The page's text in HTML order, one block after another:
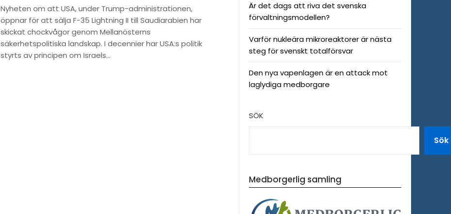
Nyheten om att USA, under Trump-administrationen,
öppnar för att sälja F-35 Lightning II till Saudiarabien har
skickat chockvågor genom Mellanösterns
säkerhetspolitiska landskap. I decennier har USA:s politik
styrts av principen om Israels…
Är det dags att riva det svenska
förvaltningsmodellen?
Varför nukleära mikroreaktorer är nästa
steg för svenskt totalförsvar
Den nya vapenlagen är en attack mot
laglydiga medborgare
SÖK
Sök
Medborgerlig samling